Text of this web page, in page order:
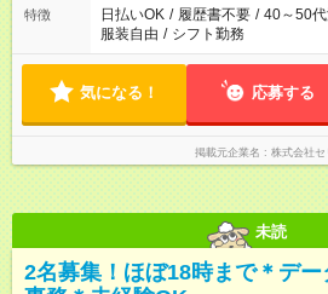
特徴 日払いOK / 履歴書不要 / 40～50
服装自由 / シフト勤務
気になる！ 応募する
掲載元企業名 株式会社セ
未読
2名募集！ほぼ18時まで＊デ